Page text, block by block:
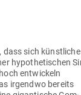
dass sich künst­liche
hypo­the­ti­schen
ent­wi­ckeln
irgendwo bereits